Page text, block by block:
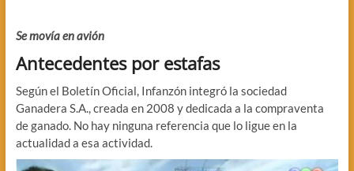
Se movía en avión
Antecedentes por estafas
Según el Boletín Oficial, Infanzón integró la sociedad
Ganadera S.A., creada en 2008 y dedicada a la compraventa
de ganado. No hay ninguna referencia que lo ligue en la
actualidad a esa actividad.